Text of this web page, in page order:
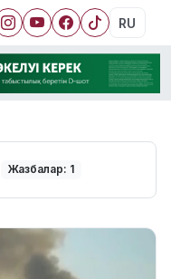
RU
Жазбалар: 1